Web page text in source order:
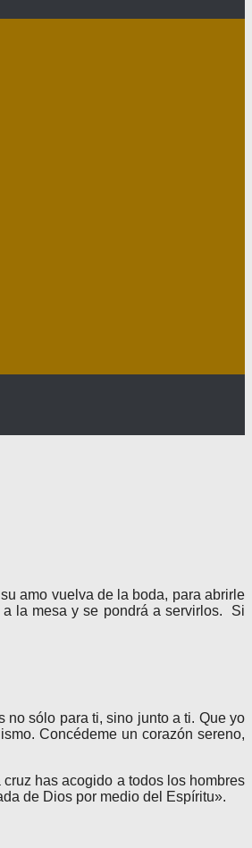
amo vuelva de la boda, para abrirle
la mesa y se pondrá a servirlos. Si
no sólo para ti, sino junto a ti. Que yo
Concédeme un corazón sereno,
has acogido a todos los hombres
de Dios por medio del Espíritu».